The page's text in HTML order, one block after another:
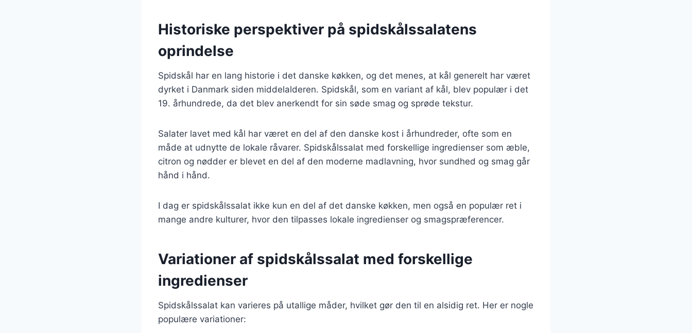
Historiske perspektiver på spidskålssalatens
oprindelse
Spidskål har en lang historie i det danske køkken, og det menes, at kål generelt har været
dyrket i Danmark siden middelalderen. Spidskål, som en variant af kål, blev populær i det
19. århundrede, da det blev anerkendt for sin søde smag og sprøde tekstur.
Salater lavet med kål har været en del af den danske kost i århundreder, ofte som en
måde at udnytte de lokale råvarer. Spidskålssalat med forskellige ingredienser som æble,
citron og nødder er blevet en del af den moderne madlavning, hvor sundhed og smag går
hånd i hånd.
I dag er spidskålssalat ikke kun en del af det danske køkken, men også en populær ret i
mange andre kulturer, hvor den tilpasses lokale ingredienser og smagspræferencer.
Variationer af spidskålssalat med forskellige
ingredienser
Spidskålssalat kan varieres på utallige måder, hvilket gør den til en alsidig ret. Her er nogle
populære variationer: